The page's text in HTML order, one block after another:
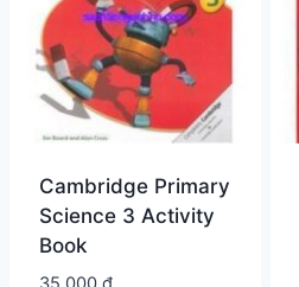
Cambridge Primary
Science 3 Activity
Book